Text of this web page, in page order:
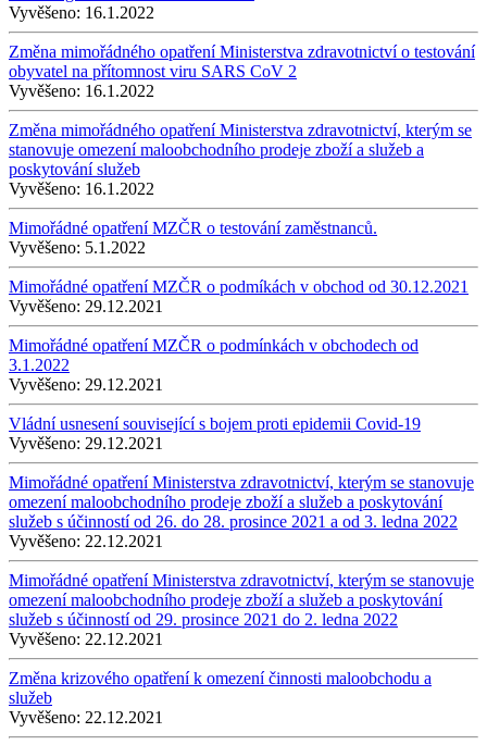
Vyvěšeno: 16.1.2022
Změna mimořádného opatření Ministerstva zdravotnictví o testování
obyvatel na přítomnost viru SARS CoV 2
Vyvěšeno: 16.1.2022
Změna mimořádného opatření Ministerstva zdravotnictví, kterým se
stanovuje omezení maloobchodního prodeje zboží a služeb a
poskytování služeb
Vyvěšeno: 16.1.2022
Mimořádné opatření MZČR o testování zaměstnanců.
Vyvěšeno: 5.1.2022
Mimořádné opatření MZČR o podmíkách v obchod od 30.12.2021
Vyvěšeno: 29.12.2021
Mimořádné opatření MZČR o podmínkách v obchodech od
3.1.2022
Vyvěšeno: 29.12.2021
Vládní usnesení související s bojem proti epidemii Covid-19
Vyvěšeno: 29.12.2021
Mimořádné opatření Ministerstva zdravotnictví, kterým se stanovuje
omezení maloobchodního prodeje zboží a služeb a poskytování
služeb s účinností od 26. do 28. prosince 2021 a od 3. ledna 2022
Vyvěšeno: 22.12.2021
Mimořádné opatření Ministerstva zdravotnictví, kterým se stanovuje
omezení maloobchodního prodeje zboží a služeb a poskytování
služeb s účinností od 29. prosince 2021 do 2. ledna 2022
Vyvěšeno: 22.12.2021
Změna krizového opatření k omezení činnosti maloobchodu a
služeb
Vyvěšeno: 22.12.2021